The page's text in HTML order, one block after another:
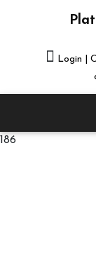
Login |
186